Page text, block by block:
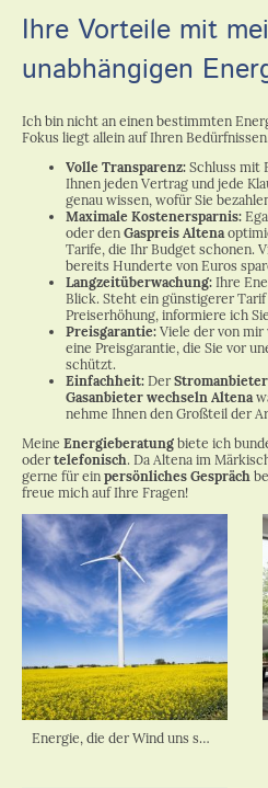
Ihre Vorteile mit
unabhängigen
Ich bin nicht an einen bestimmten
Fokus liegt allein auf Ihren
Volle Transparenz: Schluss mit
Ihnen jeden Vertrag und jede
genau wissen, wofür Sie
Maximale Kostenersparnis:
oder den Gaspreis Altena
Tarife, die Ihr Budget schonen.
bereits Hunderte von Euros
Langzeitüberwachung: Ihre
Blick. Steht ein günstigerer
Preiserhöhung, informiere ich
Preisgarantie: Viele der von
eine Preisgarantie, die Sie vor
schützt.
Einfachheit: Der
Gasanbieter wechseln Altena
nehme Ihnen den Großteil der
Meine Energieberatung biete ich
oder telefonisch. Da Altena im
gerne für ein persönliches Gespräch
freue mich auf Ihre Fragen!
Energie, die der Wind uns schenkt.